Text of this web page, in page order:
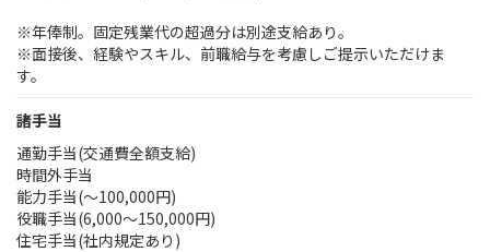
※年俸制。固定残業代の超過分は別途支給あり。
※面接後、経験やスキル、前職給与を考慮しご提示いただけま
す。
諸手当
通勤手当(交通費全額支給)
時間外手当
能力手当(～100,000円)
役職手当(6,000～150,000円)
住宅手当(社内規定あり)